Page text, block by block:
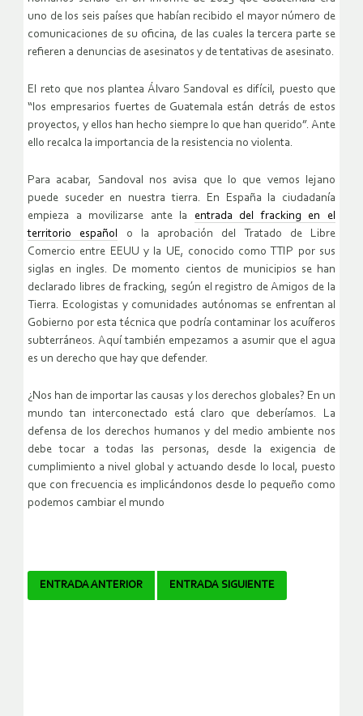
uno de los seis países que habían recibido el mayor número de
comunicaciones de su oficina, de las cuales la tercera parte se
refieren a denuncias de asesinatos y de tentativas de asesinato.
El reto que nos plantea Álvaro Sandoval es difícil, puesto que
“los empresarios fuertes de Guatemala están detrás de estos
proyectos, y ellos han hecho siempre lo que han querido”. Ante
ello recalca la importancia de la resistencia no violenta.
Para acabar, Sandoval nos avisa que lo que vemos lejano
puede suceder en nuestra tierra. En España la ciudadanía
empieza a movilizarse ante la entrada del fracking en el
territorio español o la aprobación del Tratado de Libre
Comercio entre EEUU y la UE, conocido como TTIP por sus
siglas en ingles. De momento cientos de municipios se han
declarado libres de fracking, según el registro de Amigos de la
Tierra. Ecologistas y comunidades autónomas se enfrentan al
Gobierno por esta técnica que podría contaminar los acuíferos
subterráneos. Aquí también empezamos a asumir que el agua
es un derecho que hay que defender.
¿Nos han de importar las causas y los derechos globales? En un
mundo tan interconectado está claro que deberíamos. La
defensa de los derechos humanos y del medio ambiente nos
debe tocar a todas las personas, desde la exigencia de
cumplimiento a nivel global y actuando desde lo local, puesto
que con frecuencia es implicándonos desde lo pequeño como
podemos cambiar el mundo
Navegador
ENTRADA ANTERIOR ENTRADA SIGUIENTE